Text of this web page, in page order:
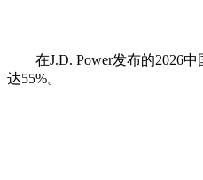
在J.D. Power发布的2026中
达55%。